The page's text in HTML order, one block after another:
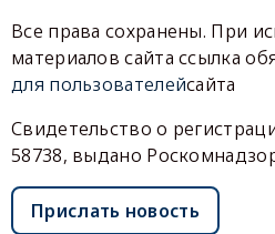
Все права сохранены. При
материалов сайта ссылка
для пользователейсайта
Свидетельство о
58738, выдано
Прислать новость